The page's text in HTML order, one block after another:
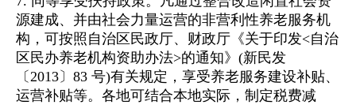
源建成、并由社会力量运营的非营利性养老服务机
构，可按照自治区民政厅、财政厅《关于印发<自治
区民办养老机构资助办法>的通知》(新民发
〔2013〕83 号)有关规定，享受养老服务建设补贴、
运营补贴等。各地可结合本地实际，制定税费减